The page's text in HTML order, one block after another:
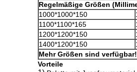
Regelmäßige Größen
1000*1000*150
1100*1100*165
1200*1200*150
1400*1200*150
Mehr Größen sind verfügbar!
Vorteile